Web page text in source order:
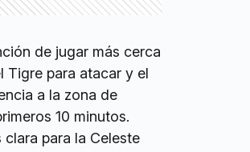
de jugar más cerca
Tigre para atacar y el
a la zona de
10 minutos.
para la Celeste